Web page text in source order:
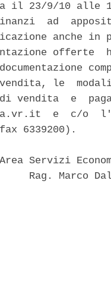
il 23/9/10 alle
ad
anche
offerte
le
vendita  e
e  c/o
6339200).
Servizi
Rag. Marco